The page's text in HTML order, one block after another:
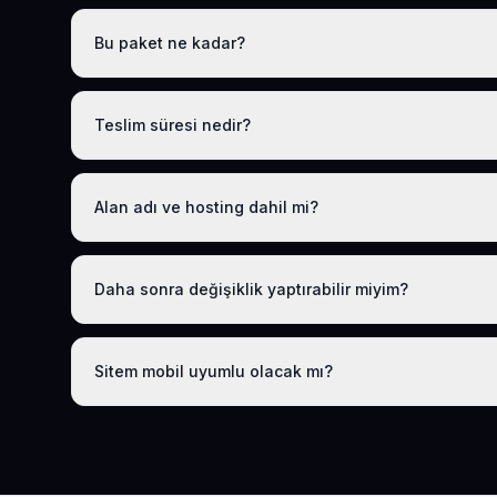
Bu paket ne kadar?
Tüm sektörel paketlerimiz gibi Hazır Sigorta Acentesi
Teslim süresi nedir?
Logo, iletişim ve tanıtım metinlerinizi ilettikten sonra
Alan adı ve hosting dahil mi?
Evet. Yıllık paket ücretine ücretsiz .com.tr alan adı ve
Daha sonra değişiklik yaptırabilir miyim?
Evet. Teslimden sonra ilk 30 gün ücretsiz revizyon
Sitem mobil uyumlu olacak mı?